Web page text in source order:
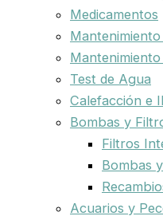
Medicamentos
Test de Agua
Calefacción e
Bombas y
Filtros
Bombas
Acuarios y